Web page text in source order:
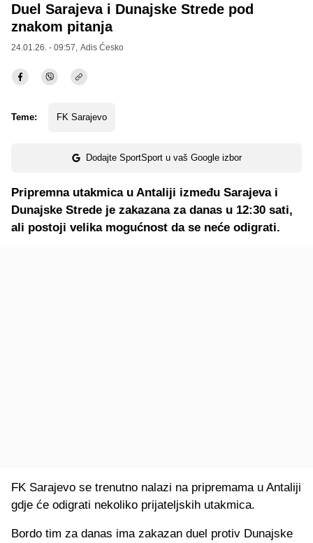
Duel Sarajeva i Dunajske Strede pod
znakom pitanja
24.01.26. - 09:57, Adis Ćesko
Teme: FK Sarajevo
Dodajte SportSport u vaš Google izbor
Pripremna utakmica u Antaliji između Sarajeva i
Dunajske Strede je zakazana za danas u 12:30 sati,
ali postoji velika mogućnost da se neće odigrati.
FK Sarajevo se trenutno nalazi na pripremama u Antaliji
gdje će odigrati nekoliko prijateljskih utakmica.
Bordo tim za danas ima zakazan duel protiv Dunajske